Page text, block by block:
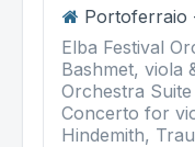
Portoferraio
Elba Festival
Bashmet, viola
Orchestra
Concerto for
Hindemith,